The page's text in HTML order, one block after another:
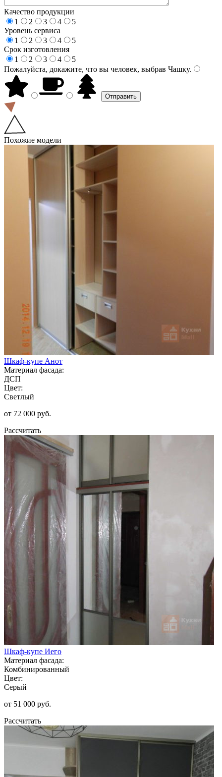
Качество продукции
1
2 3 4
5
Уровень сервиса
1
2 3 4
5
Срок изготовления
1
2 3 4
5
Пожалуйста, докажите, что вы человек, выбрав Чашку.
Похожие модели
Шкаф-купе Анот
Материал фасада:
ДСП
Цвет:
Светлый
от 72 000 руб.
Рассчитать
Шкаф-купе Иего
Материал фасада:
Комбинированный
Цвет:
Серый
от 51 000 руб.
Рассчитать